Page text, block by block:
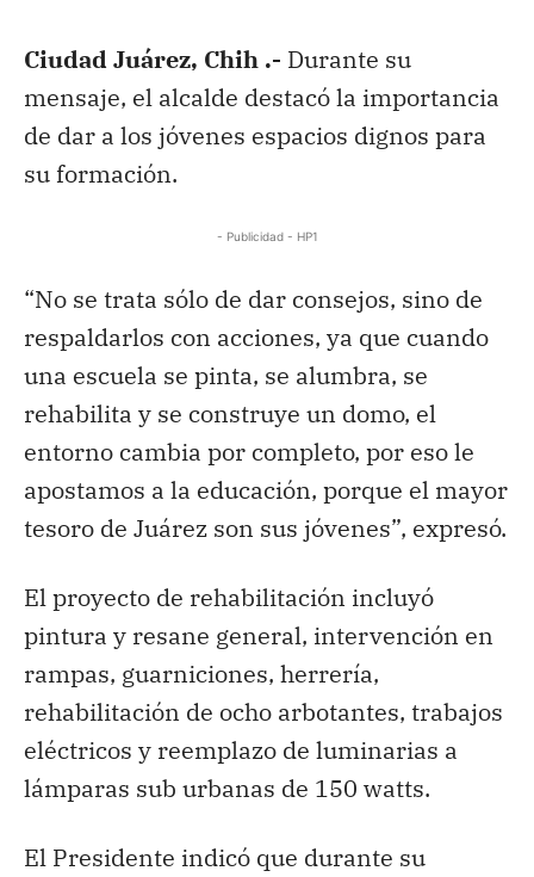
Ciudad Juárez, Chih .- Durante su
mensaje, el alcalde destacó la importancia
de dar a los jóvenes espacios dignos para
su formación.
- Publicidad - HP1
“No se trata sólo de dar consejos, sino de
respaldarlos con acciones, ya que cuando
una escuela se pinta, se alumbra, se
rehabilita y se construye un domo, el
entorno cambia por completo, por eso le
apostamos a la educación, porque el mayor
tesoro de Juárez son sus jóvenes”, expresó.
El proyecto de rehabilitación incluyó
pintura y resane general, intervención en
rampas, guarniciones, herrería,
rehabilitación de ocho arbotantes, trabajos
eléctricos y reemplazo de luminarias a
lámparas sub urbanas de 150 watts.
El Presidente indicó que durante su